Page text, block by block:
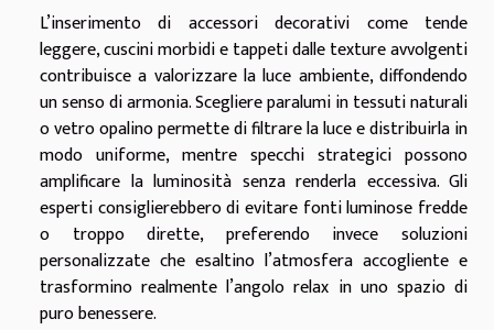
L’inserimento di accessori decorativi come tende
leggere, cuscini morbidi e tappeti dalle texture avvolgenti
contribuisce a valorizzare la luce ambiente, diffondendo
un senso di armonia. Scegliere paralumi in tessuti naturali
o vetro opalino permette di filtrare la luce e distribuirla in
modo uniforme, mentre specchi strategici possono
amplificare la luminosità senza renderla eccessiva. Gli
esperti consiglierebbero di evitare fonti luminose fredde
o troppo dirette, preferendo invece soluzioni
personalizzate che esaltino l’atmosfera accogliente e
trasformino realmente l’angolo relax in uno spazio di
puro benessere.